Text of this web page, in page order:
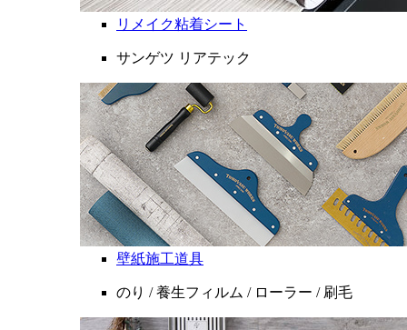
リメイク粘着シート
サンゲツ リアテック
壁紙施工道具
のり / 養生フィルム / ローラー / 刷毛